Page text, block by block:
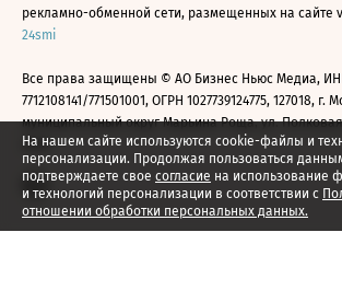
На нашем сайте используются cookie-файлы и
персонализации. Продолжая пользоваться
подтверждаете свое согласие на использование
и технологий персонализации в соответствии с
отношении обработки персональных данных.
рекламно-обменной сети, размещенных на сайте
24smi
Все права защищены © АО Бизнес Ньюс Медиа,
7712108141/771501001, ОГРН 1027739124775, 127018, г.
муниципальный округ Марьина Роща, ул. Полковая,
2026